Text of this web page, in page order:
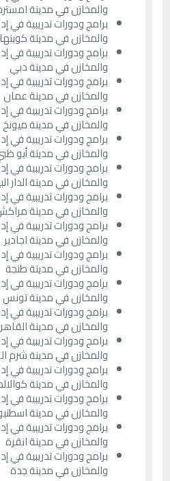
والمخازن في مدينة
برامج ودورات تدريبية في
والمخازن في مدينة
برامج ودورات تدريبية في
والمخازن في مدينة دبي
برامج ودورات تدريبية في
والمخازن في مدينة عمان
برامج ودورات تدريبية في
والمخازن في مدينة ميونخ
برامج ودورات تدريبية في
والمخازن في مدينة أبو
برامج ودورات تدريبية في
والمخازن في مدينة الدار
برامج ودورات تدريبية في
والمخازن في مدينة
برامج ودورات تدريبية في
والمخازن في مدينة اجادير
برامج ودورات تدريبية في
والمخازن في مدينة طنجة
برامج ودورات تدريبية في
والمخازن في مدينة تونس
برامج ودورات تدريبية في
والمخازن في مدينة
برامج ودورات تدريبية في
والمخازن في مدينة شرم
برامج ودورات تدريبية في
والمخازن في مدينة
برامج ودورات تدريبية في
والمخازن في مدينة
برامج ودورات تدريبية في
والمخازن في مدينة انقرة
برامج ودورات تدريبية في
والمخازن في مدينة جدة